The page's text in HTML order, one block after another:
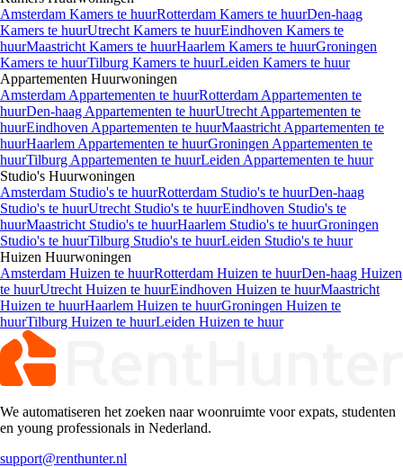
Amsterdam Kamers te huurRotterdam Kamers te huurDen-haag
Kamers te huurUtrecht Kamers te huurEindhoven Kamers te
huurMaastricht Kamers te huurHaarlem Kamers te huurGroningen
Kamers te huurTilburg Kamers te huurLeiden Kamers te huur
Appartementen Huurwoningen
Amsterdam Appartementen te huurRotterdam Appartementen te
huurDen-haag Appartementen te huurUtrecht Appartementen te
huurEindhoven Appartementen te huurMaastricht Appartementen te
huurHaarlem Appartementen te huurGroningen Appartementen te
huurTilburg Appartementen te huurLeiden Appartementen te huur
Studio's Huurwoningen
Amsterdam Studio's te huurRotterdam Studio's te huurDen-haag
Studio's te huurUtrecht Studio's te huurEindhoven Studio's te
huurMaastricht Studio's te huurHaarlem Studio's te huurGroningen
Studio's te huurTilburg Studio's te huurLeiden Studio's te huur
Huizen Huurwoningen
Amsterdam Huizen te huurRotterdam Huizen te huurDen-haag Huizen
te huurUtrecht Huizen te huurEindhoven Huizen te huurMaastricht
Huizen te huurHaarlem Huizen te huurGroningen Huizen te
huurTilburg Huizen te huurLeiden Huizen te huur
We automatiseren het zoeken naar woonruimte voor expats, studenten
en young professionals in Nederland.
support@renthunter.nl